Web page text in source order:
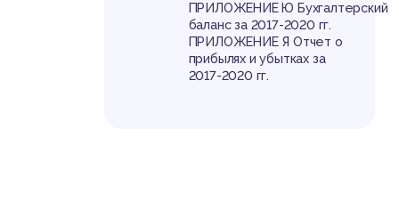
ПРИЛОЖЕНИЕ Ю Бухгалтерский
баланс за 2017-2020 гг.
ПРИЛОЖЕНИЕ Я Отчет о
прибылях и убытках за
2017-2020 гг.